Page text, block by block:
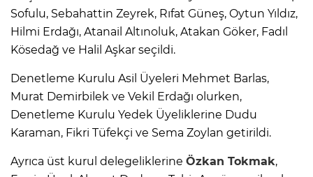
Sofulu, Sebahattin Zeyrek, Rıfat Güneş, Oytun Yıldız,
Hilmi Erdağı, Atanail Altınoluk, Atakan Göker, Fadıl
Kösedağ ve Halil Aşkar seçildi.
Denetleme Kurulu Asil Üyeleri Mehmet Barlas,
Murat Demirbilek ve Vekil Erdağı olurken,
Denetleme Kurulu Yedek Üyeliklerine Dudu
Karaman, Fikri Tüfekçi ve Sema Zoylan getirildi.
Ayrıca üst kurul delegeliklerine Özkan Tokmak,